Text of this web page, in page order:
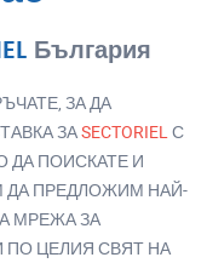
България
ЗА ДА
ЗАSECTORIEL С
ПОИСКАТЕ И
ДА ПРЕДЛОЖИМ НАЙ-
МРЕЖА ЗА
ПО ЦЕЛИЯ СВЯТ НА